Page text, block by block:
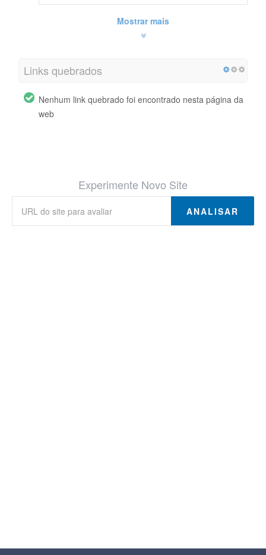
Mostrar mais
Links quebrados
Nenhum link quebrado foi encontrado nesta página da
web
Experimente Novo Site
ANALISAR